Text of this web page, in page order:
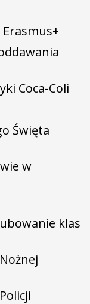
Coca-Coli
Święta
w
klas